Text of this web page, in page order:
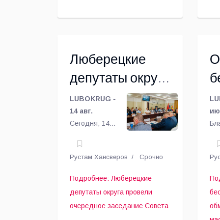
Люберецкие
депутаты округа
провели
очередное
заседание
Совета
LUBOKRUG -
14 авг.
Сегодня, 14
прошло
заседание
депутатов г.о.
Люберцы, на
котором
Рустам Хансверов Срочно
Подробнее: Люберецкие
депутаты округа провели
очередное заседание Совета
и